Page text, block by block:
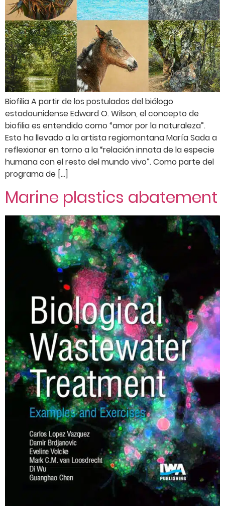
Biofilia A partir de los postulados del biólogo
estadounidense Edward O. Wilson, el concepto de
biofilia es entendido como “amor por la naturaleza”.
Esto ha llevado a la artista regiomontana María Sada a
reflexionar en torno a la “relación innata de la especie
humana con el resto del mundo vivo”. Como parte del
programa de […]
Marine plastics abatement